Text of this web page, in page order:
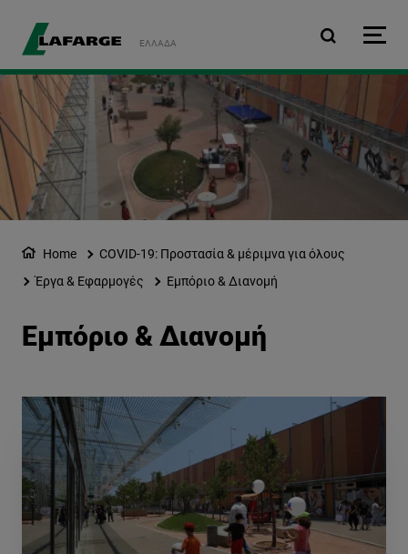
ΕΛΛΆΔΑ
Home
COVID-19: Προστασία & μέριμνα για όλους
Έργα & Εφαρμογές
Εμπόριο & Διανομή
Εμπόριο & Διανομή